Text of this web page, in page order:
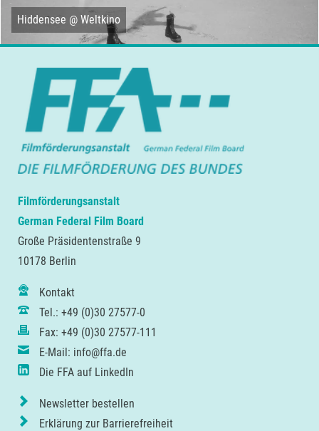
Hiddensee @ Weltkino
Filmförderungsanstalt
German Federal Film Board
Große Präsidentenstraße 9
10178 Berlin
Kontakt
Tel.: +49 (0)30 27577-0
Fax: +49 (0)30 27577-111
E-Mail: info@ffa.de
Die FFA auf LinkedIn
Newsletter bestellen
Erklärung zur Barrierefreiheit